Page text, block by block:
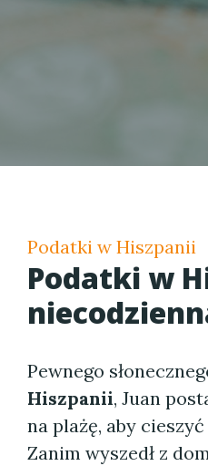
Podatki w Hiszpanii
Podatki w
Pewnego
Hiszpanii, Juan
na plażę, aby
Zanim wyszedł z